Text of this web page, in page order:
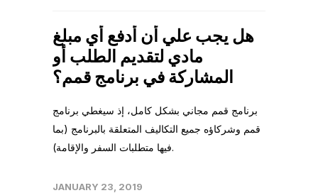
هل يجب علي أن أدفع أي مبلغ
مادي لتقديم الطلب أو
المشاركة في برنامج قمم؟
برنامج قمم مجاني بشكل كامل، إذ سيغطي برنامج
قمم وشركاؤه جميع التكاليف المتعلقة بالبرنامج (بما
فيها متطلبات السفر والإقامة).
JANUARY 23, 2019